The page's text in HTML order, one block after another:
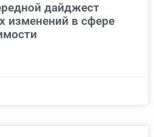
дайджест
изменений в сфере